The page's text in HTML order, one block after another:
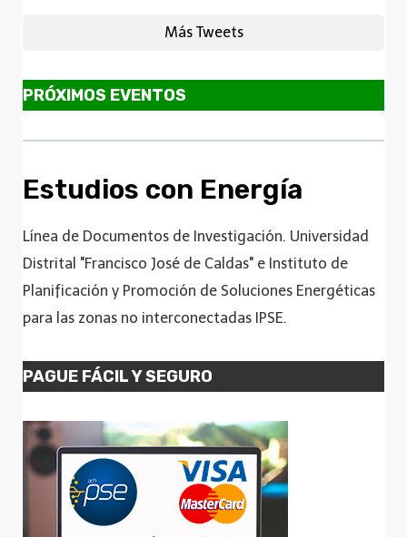
Más Tweets
PRÓXIMOS EVENTOS
Estudios con Energía
Línea de Documentos de Investigación. Universidad
Distrital "Francisco José de Caldas" e Instituto de
Planificación y Promoción de Soluciones Energéticas
para las zonas no interconectadas IPSE.
PAGUE FÁCIL Y SEGURO